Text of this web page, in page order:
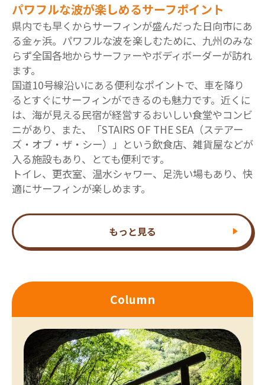
パワフルな波が楽しめるサーフポイント
県内でも早くからサーフィンが盛んだった日向市にあ
る金ヶ浜。パワフルな波を楽しむために、九州のみな
らず全国各地からサーファーやボディボーダーが訪れ
ます。
国道10号線沿いにある便利なポイントで、車を降り
るとすぐにサーフィンができるのも魅力です。近くに
は、海が見える民宿が経営するおいしい食堂やコンビ
ニがあり、また、「STAIRS OF THE SEA（ステアー
ズ・オブ・ザ・シー）」という飲食店、雑貨屋などが
入る施設もあり、とても便利です。
トイレ、更衣室、温水シャワー、足洗い場もあり、快
適にサーフィンが楽しめます。
もっと見る
Column